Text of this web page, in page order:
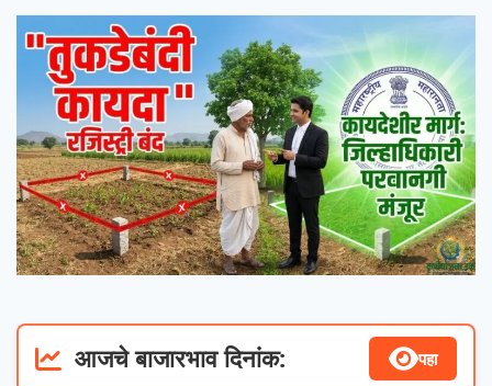
आजचे बाजारभाव दिनांक: पहा